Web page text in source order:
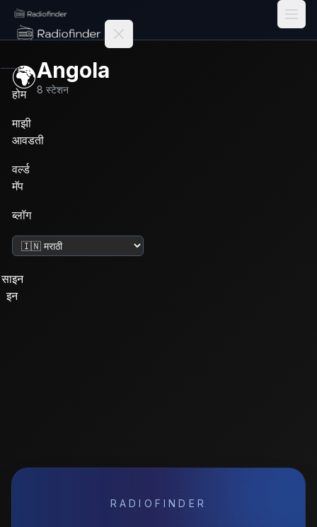
Radiofinder home
होम
माझी
आवडती
वर्ल्ड
मॅप
ब्लॉग
भाषा बदला
साइन
इन
🌍Angola
8 स्टेशन
RADIOFINDER